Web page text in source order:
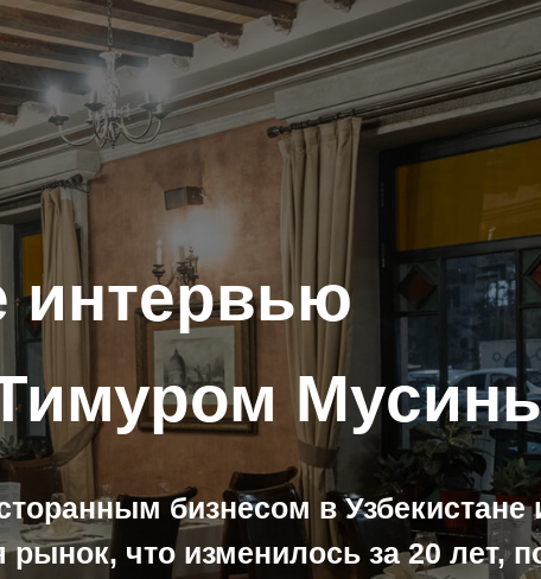
бизнесом в Узбекистане
рынок, что изменилось за 20 лет,